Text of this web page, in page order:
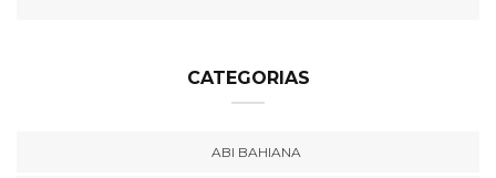
CATEGORIAS
ABI BAHIANA